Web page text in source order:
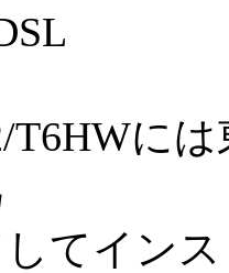
T6HWに
てイン